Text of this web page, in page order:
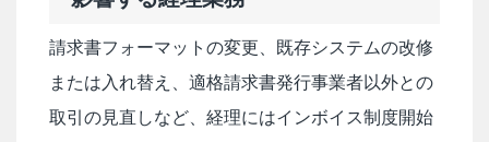
請求書フォーマットの変更、既存システムの改修
または入れ替え、適格請求書発行事業者以外との
取引の見直しなど、経理にはインボイス制度開始